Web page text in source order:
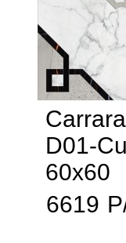
D01-
60x60
6619